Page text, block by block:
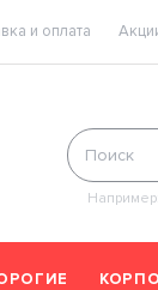
и оплата
Например: